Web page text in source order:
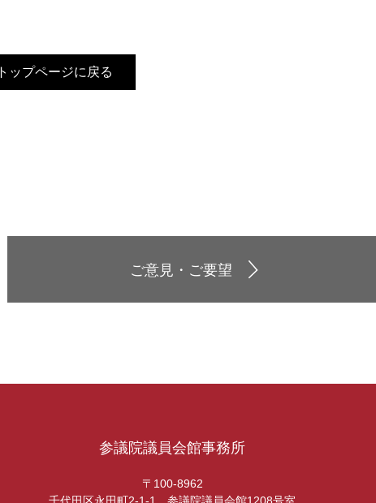
トップページに戻る
ご意見・ご要望
参議院議員会館事務所
〒100-8962